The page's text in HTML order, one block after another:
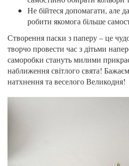
Не бійтеся допомагати, але
робити якомога більше
Створення паски з паперу – це
творчо провести час з дітьми
саморобки стануть милими
наближення світлого свята!
натхнення та веселого Великодня!